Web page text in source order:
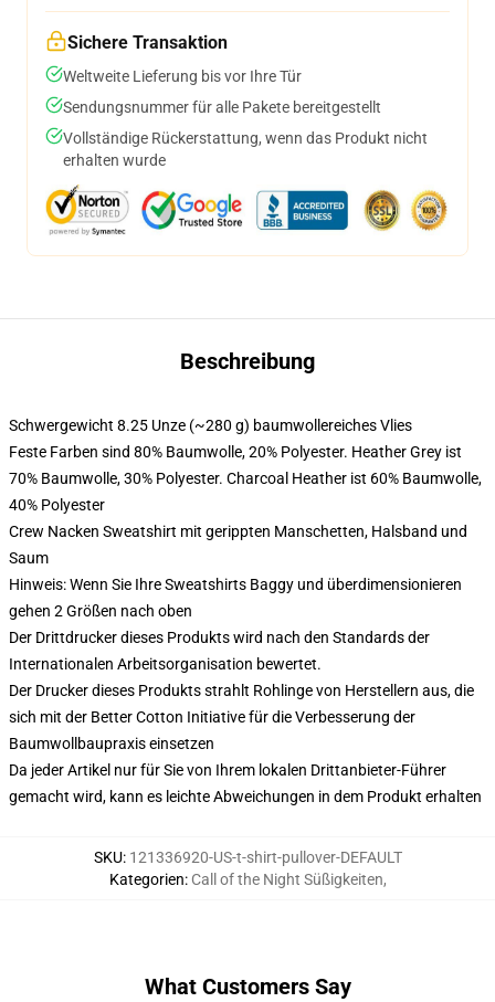
Sichere Transaktion
Weltweite Lieferung bis vor Ihre Tür
Sendungsnummer für alle Pakete bereitgestellt
Vollständige Rückerstattung, wenn das Produkt nicht
erhalten wurde
Beschreibung
Schwergewicht 8.25 Unze (~280 g) baumwollereiches Vlies
Feste Farben sind 80% Baumwolle, 20% Polyester. Heather Grey ist
70% Baumwolle, 30% Polyester. Charcoal Heather ist 60% Baumwolle,
40% Polyester
Crew Nacken Sweatshirt mit gerippten Manschetten, Halsband und
Saum
Hinweis: Wenn Sie Ihre Sweatshirts Baggy und überdimensionieren
gehen 2 Größen nach oben
Der Drittdrucker dieses Produkts wird nach den Standards der
Internationalen Arbeitsorganisation bewertet.
Der Drucker dieses Produkts strahlt Rohlinge von Herstellern aus, die
sich mit der Better Cotton Initiative für die Verbesserung der
Baumwollbaupraxis einsetzen
Da jeder Artikel nur für Sie von Ihrem lokalen Drittanbieter-Führer
gemacht wird, kann es leichte Abweichungen in dem Produkt erhalten
SKU: 121336920-US-t-shirt-pullover-DEFAULT
Kategorien: Call of the Night Süßigkeiten,
What Customers Say